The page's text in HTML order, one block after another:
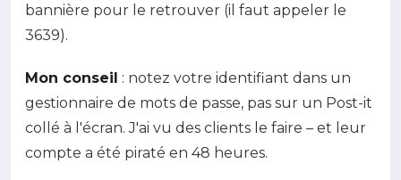
bannière pour le retrouver (il faut appeler le
3639).
Mon conseil : notez votre identifiant dans un
gestionnaire de mots de passe, pas sur un Post-it
collé à l'écran. J'ai vu des clients le faire – et leur
compte a été piraté en 48 heures.